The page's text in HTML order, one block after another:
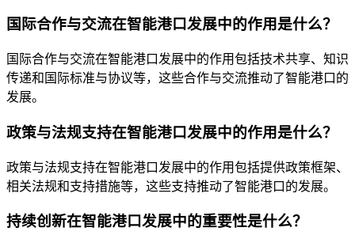
国际合作与交流在智能港口发展中的作用是什么？
国际合作与交流在智能港口发展中的作用包括技术共享、知识
传递和国际标准与协议等，这些合作与交流推动了智能港口的
发展。
政策与法规支持在智能港口发展中的作用是什么？
政策与法规支持在智能港口发展中的作用包括提供政策框架、
相关法规和支持措施等，这些支持推动了智能港口的发展。
持续创新在智能港口发展中的重要性是什么？